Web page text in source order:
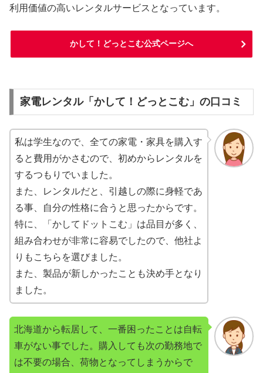
利用価値の高いレンタルサービスとなっています。
かして！どっとこむ公式ページへ
家電レンタル「かして！どっとこむ」の口コミ
私は学生なので、全ての家電・家具を購入す
ると費用がかさむので、初めからレンタルを
するつもりでいました。
また、レンタルだと、引越しの際に身軽であ
る事、自分の性格に合うと思ったからです。
特に、「かしてドットこむ」は品目が多く、
組み合わせが非常に容易でしたので、他社よ
りもこちらを選びました。
また、製品が新しかったことも決め手となり
ました。
北海道から転居して、一番困ったことは自転
車がない事でした。購入しても次の勤務地で
は不要の場合、荷物となってしまうからで